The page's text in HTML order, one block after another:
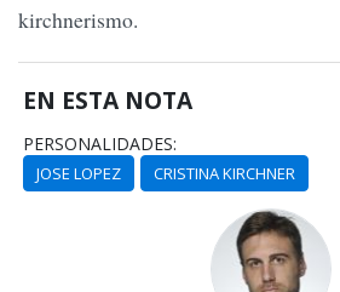
kirchnerismo.
EN ESTA NOTA
PERSONALIDADES:
JOSE LOPEZ CRISTINA KIRCHNER